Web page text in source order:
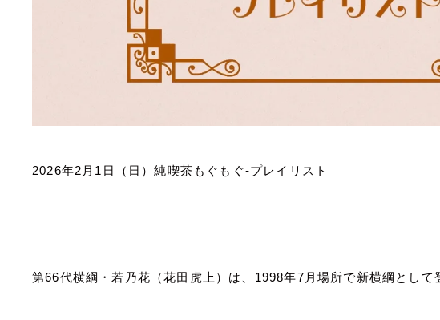
2026年2 月 1 日（日）純喫茶もぐもぐ-プレイリスト
第66代横綱・若乃花（花田虎上）は、 1998年7 月場所で新横綱として